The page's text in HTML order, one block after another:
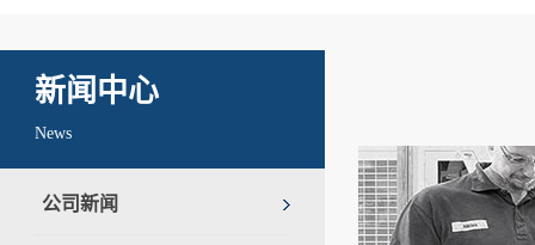
新闻中心
News
公司新闻